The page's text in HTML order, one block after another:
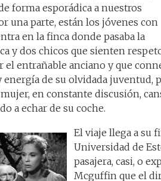
forma esporádica a nuestros
una parte, están los jóvenes con
en la finca donde pasaba la
y dos chicos que sienten
el entrañable anciano y que
de su olvidada juventud,
en constante discusión,
a echar de su coche.
El viaje llega a su
Universidad de
pasajera, casi, o
Mcguffin que el